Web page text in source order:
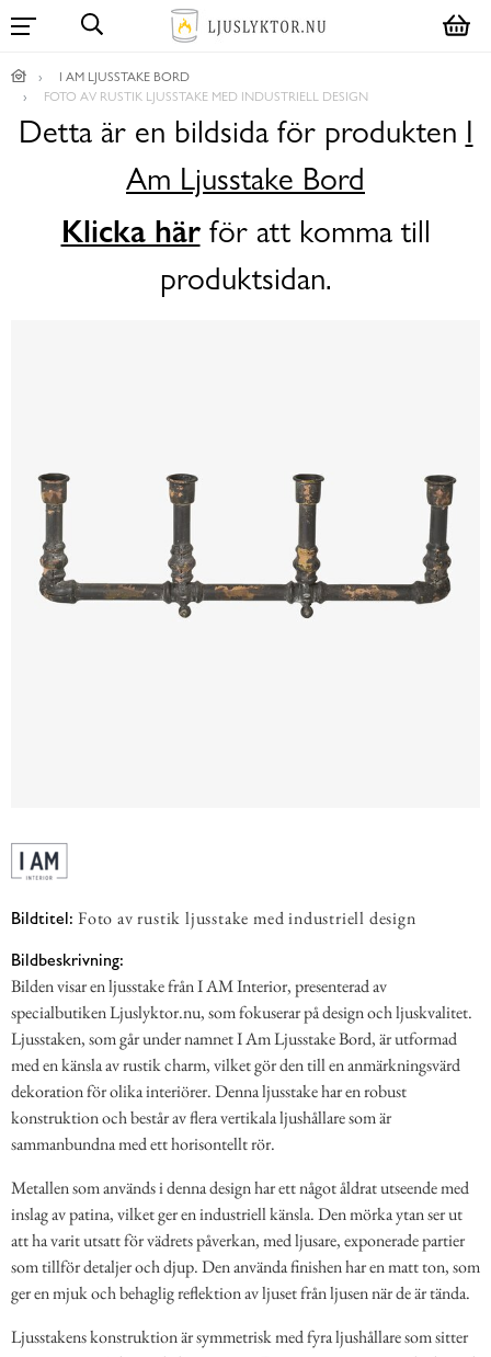
I AM LJUSSTAKE BORD
FOTO AV RUSTIK LJUSSTAKE MED INDUSTRIELL DESIGN
Detta är en bildsida för produkten I
Am Ljusstake Bord
Klicka härför att komma till
produktsidan.
Bildtitel: Foto av rustik ljusstake med industriell design
Bildbeskrivning:
Bilden visar en ljusstake från I AM Interior, presenterad av
specialbutiken Ljuslyktor.nu, som fokuserar på design och ljuskvalitet.
Ljusstaken, som går under namnet I Am Ljusstake Bord, är utformad
med en känsla av rustik charm, vilket gör den till en anmärkningsvärd
dekoration för olika interiörer. Denna ljusstake har en robust
konstruktion och består av flera vertikala ljushållare som är
sammanbundna med ett horisontellt rör.
Metallen som används i denna design har ett något åldrat utseende med
inslag av patina, vilket ger en industriell känsla. Den mörka ytan ser ut
att ha varit utsatt för vädrets påverkan, med ljusare, exponerade partier
som tillför detaljer och djup. Den använda finishen har en matt ton, som
ger en mjuk och behaglig reflektion av ljuset från ljusen när de är tända.
Ljusstakens konstruktion är symmetrisk med fyra ljushållare som sitter